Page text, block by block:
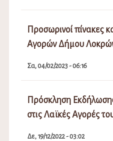
Προσωρινοί πίνακες
Αγορών Δήμου
Σα, 04/02/2023 - 06:16
Πρόσκληση
στις Λαϊκές Αγορές
Δε, 19/12/2022 - 03:02